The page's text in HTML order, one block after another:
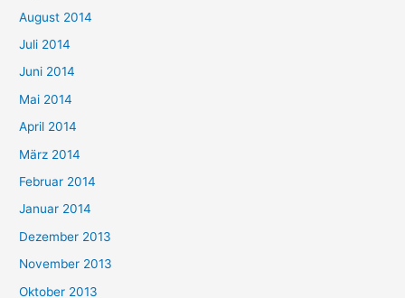
August 2014
Juli 2014
Juni 2014
Mai 2014
April 2014
März 2014
Februar 2014
Januar 2014
Dezember 2013
November 2013
Oktober 2013